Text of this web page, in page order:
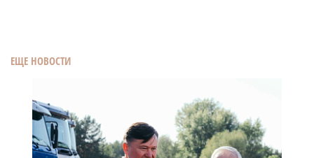
ЕЩЕ НОВОСТИ